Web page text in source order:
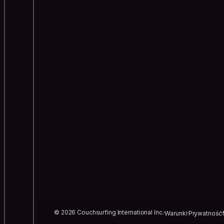
© 2026 Couchsurfing International Inc.WarunkiPrywatność